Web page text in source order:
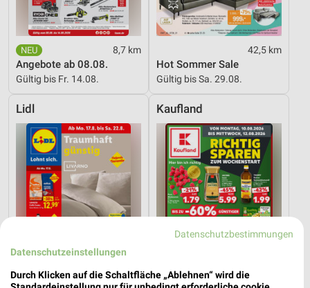
8,7 km
Angebote ab 08.08.
Gültig bis Fr. 14.08.
42,5 km
Hot Sommer Sale
Gültig bis Sa. 29.08.
Lidl Kaufland
Datenschutzbestimmungen
Datenschutzeinstellungen
Durch Klicken auf die Schaltfläche „Ablehnen“ wird die